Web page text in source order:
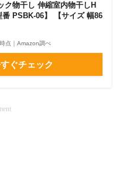
ク物干し 伸縮室内物干しH
PSBK-06】 【サイズ 幅86
点｜Amazon調べ
ぐチェック